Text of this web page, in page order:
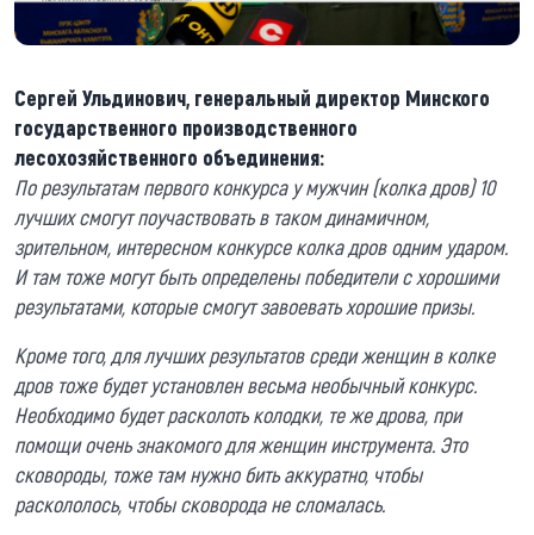
Сергей Ульдинович, генеральный директор Минского
государственного производственного
лесохозяйственного объединения:
По результатам первого конкурса у мужчин (колка дров) 10
лучших смогут поучаствовать в таком динамичном,
зрительном, интересном конкурсе колка дров одним ударом.
И там тоже могут быть определены победители с хорошими
результатами, которые смогут завоевать хорошие призы.
Кроме того, для лучших результатов среди женщин в колке
дров тоже будет установлен весьма необычный конкурс.
Необходимо будет расколоть колодки, те же дрова, при
помощи очень знакомого для женщин инструмента. Это
сковороды, тоже там нужно бить аккуратно, чтобы
раскололось, чтобы сковорода не сломалась.